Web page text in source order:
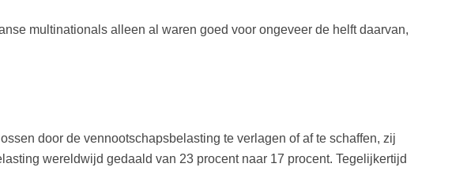
multinationals alleen al waren goed voor ongeveer de helft daarvan,
door de vennootschapsbelasting te verlagen of af te schaffen, zij
wereldwijd gedaald van 23 procent naar 17 procent. Tegelijkertijd